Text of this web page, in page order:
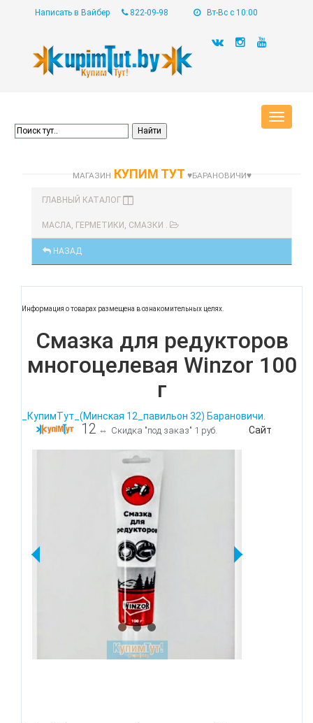
Написать в Вайбер 822-09-98 Вт-Вс с 10:00
Toggle
МАГАЗИН КУПИМ ТУТ ♥БАРАНОВИЧИ♥
ГЛАВНЫЙ КАТАЛОГ
МАСЛА, ГЕРМЕТИКИ, СМАЗКИ .
НАЗАД
Информация о товарах размещена в ознакомительных целях.
Смазка для редукторов
многоцелевая Winzor 100
г
_КупимТут_(Минская 12_павильон 32) Барановичи.
12 ⇔ Скидка "под заказ" 1 руб. Сайт